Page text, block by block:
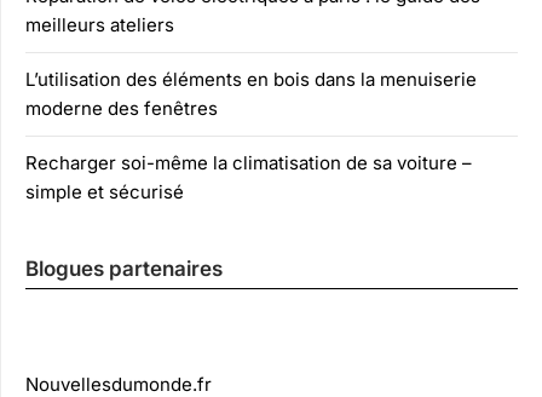
meilleurs ateliers
L’utilisation des éléments en bois dans la menuiserie
moderne des fenêtres
Recharger soi-même la climatisation de sa voiture –
simple et sécurisé
Blogues partenaires
Nouvellesdumonde.fr